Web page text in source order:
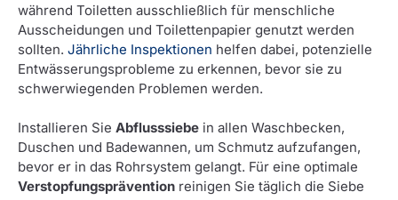
während Toiletten ausschließlich für menschliche
Ausscheidungen und Toilettenpapier genutzt werden
sollten. Jährliche Inspektionen helfen dabei, potenzielle
Entwässerungsprobleme zu erkennen, bevor sie zu
schwerwiegenden Problemen werden.
Installieren Sie Abflusssiebe in allen Waschbecken,
Duschen und Badewannen, um Schmutz aufzufangen,
bevor er in das Rohrsystem gelangt. Für eine optimale
Verstopfungsprävention reinigen Sie täglich die Siebe